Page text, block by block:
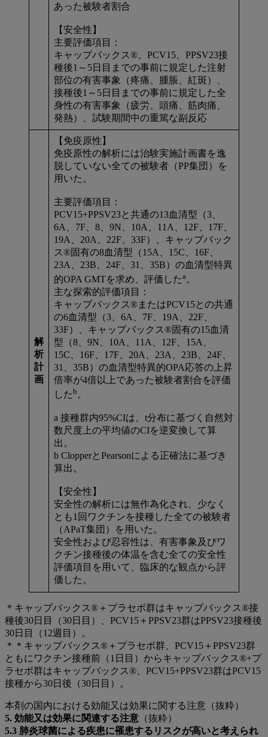
あった被験者割合
【安全性】
主要評価項目：
キャップバックス®、PCV15、PPSV23接
種後1～5日目までの事前に規定した注射
部位の有害事象（疼痛、腫脹、紅斑）、
接種後1～5日目までの事前に規定した全
身性の有害事象（疲労、頭痛、筋肉痛、
発熱）、試験期間中の重篤な副反応
解
析
計
画
【免疫原性】
免疫原性の解析には治験実施計画書を逸
脱していない全ての被験者（PP集団）を
用いた。
主要評価項目：
PCV15+PPSV23と共通の13血清型（3、
6A、7F、8、9N、10A、11A、12F、17F、
19A、20A、22F、33F）、キャップバック
ス®固有の8血清型（15A、15C、16F、
23A、23B、24F、31、35B）の血清型特異
的OPA GMTを求め、評価したa 。
主な探索的評価項目：
キャップバックス®またはPCV15との共通
の6血清型（3、6A、7F、19A、22F、
33F）、キャップバックス®固有の15血清
型（8、9N、10A、11A、12F、15A、
15C、16F、17F、20A、23A、23B、24F、
31、35B）の血清型特異的OPA応答の上昇
倍率が4倍以上であった被験者割合を評価
したb 。
a 接種群内95%CIは、t分布に基づく自然対
数尺度上の平均値のCIを逆変換して算
出。
b ClopperとPearsonによる正確法に基づき
算出。
【安全性】
安全性の解析には無作為化され、少なく
とも1回ワクチンを接種した全ての被験者
（APaT集団）を用いた。
安全性および忍容性は、有害事象及びワ
クチン接種後の体温を含む全ての安全性
評価項目を用いて、臨床的な観点から評
価した。
＊キャップバックス®＋プラセボ群はキャップバックス®接
種後30日目（30日目）、PCV15＋PPSV23群はPPSV23接種後
30日目（12週目）。
＊＊キャップバックス®＋プラセボ群、PCV15＋PPSV23群
ともにワクチン接種前（1日目）からキャップバックス®+プ
ラセボ群はキャップバックス®、PCV15+PPSV23群はPCV15
接種から30日後（30日目）。
本剤の国内における効能又は効果に関する注意（抜粋）
5. 効能又は効果に関連する注意 （抜粋）
5.3 肺炎球菌による疾患に罹患するリスクが高いと考えられ